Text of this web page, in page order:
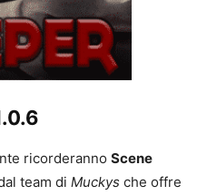
ricorderanno Scene
team di Muckys che offre